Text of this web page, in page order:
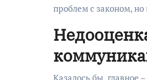
проблем с законом, но